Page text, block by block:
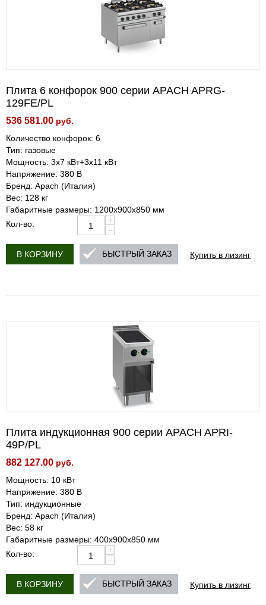
Плита 6 конфорок 900 серии APACH APRG-
129FE/PL
536 581.00 руб.
Количество конфорок: 6
Тип: газовые
Мощность: 3x7 кВт+3x11 кВт
Напряжение: 380 В
Бренд: Apach (Италия)
Вес: 128 кг
Габаритные размеры: 1200х900х850 мм
Кол-во:
+
−
В КОРЗИНУ Купить в лизинг
БЫСТРЫЙ ЗАКАЗ
Плита индукционная 900 серии APACH APRI-
49P/PL
882 127.00 руб.
Мощность: 10 кВт
Напряжение: 380 В
Тип: индукционные
Бренд: Apach (Италия)
Вес: 58 кг
Габаритные размеры: 400х900х850 мм
Кол-во:
+
−
В КОРЗИНУ Купить в лизинг
БЫСТРЫЙ ЗАКАЗ